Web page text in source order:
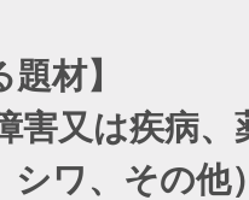
材】
又は疾病、
シワ、その他